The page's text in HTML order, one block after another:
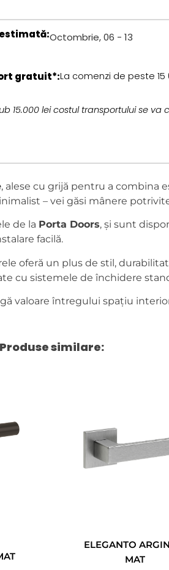
Octombrie, 06 - 13
gratuit*:La comenzi de peste 15
15.000 lei costul transportului se
, alese cu grijă pentru a combina
– vei găsi mânere
de la Porta Doors, și sunt
facilă.
oferă un plus de stil,
cu sistemele de închidere
valoare întregului spațiu
Produse similare:
ELEGANTO
MAT